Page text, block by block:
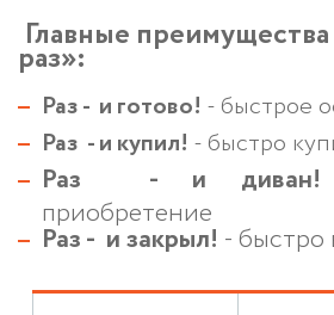
Главные
раз»:
Раз - и готово! - быстрое
Раз - и купил! - быстро
Раз - и
приобретение
Раз - и закрыл! - быстро